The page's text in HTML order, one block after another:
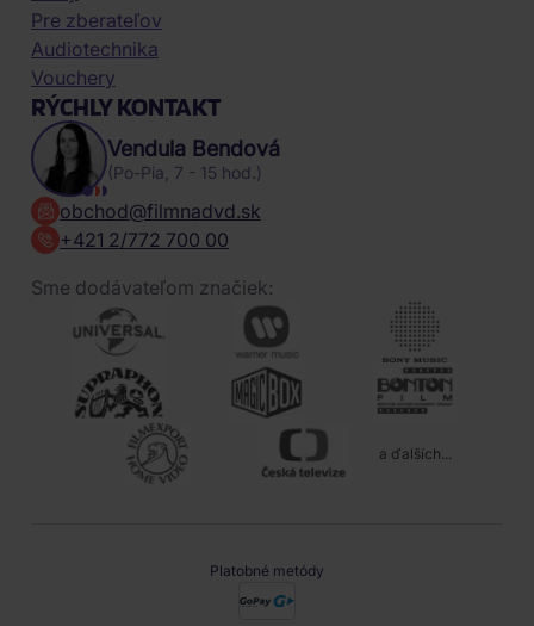
Pre zberateľov
Audiotechnika
Vouchery
RÝCHLY KONTAKT
Vendula Bendová
(Po-Pia, 7 - 15 hod.)
obchod@filmnadvd.sk
+421 2/772 700 00
Sme dodávateľom značiek:
a ďalších...
Platobné metódy